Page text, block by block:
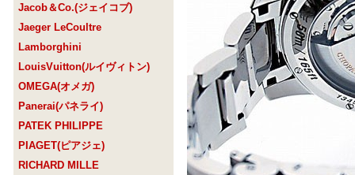
Jacob＆Co.(ジェイコブ)
Jaeger LeCoultre
Lamborghini
LouisVuitton(ルイヴィトン)
OMEGA(オメガ)
Panerai(パネライ)
PATEK PHILIPPE
PIAGET(ピアジェ)
RICHARD MILLE